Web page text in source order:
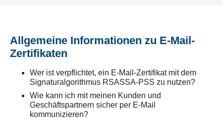
Allgemeine Informationen zu E-Mail-
Zertifikaten
Wer ist verpflichtet, ein E-Mail-Zertifikat mit dem
Signaturalgorithmus RSASSA-PSS zu nutzen?
Wie kann ich mit meinen Kunden und
Geschäftspartnern sicher per E-Mail
kommunizieren?